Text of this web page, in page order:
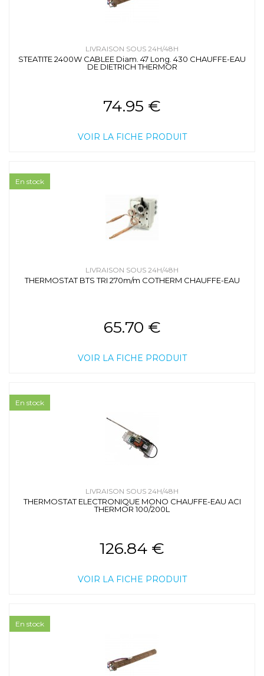
LIVRAISON SOUS 24H/48H
STEATITE 2400W CABLEE Diam. 47 Long. 430 CHAUFFE-EAU
DE DIETRICH THERMOR
74.95 €
VOIR LA FICHE PRODUIT
LIVRAISON SOUS 24H/48H
THERMOSTAT BTS TRI 270m/m COTHERM CHAUFFE-EAU
65.70 €
VOIR LA FICHE PRODUIT
En stock
LIVRAISON SOUS 24H/48H
THERMOSTAT ELECTRONIQUE MONO CHAUFFE-EAU ACI
THERMOR 100/200L
126.84 €
VOIR LA FICHE PRODUIT
En stock
En stock